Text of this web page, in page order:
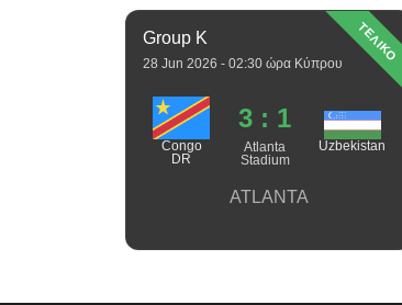
ΤΕΛΙΚΟ
Group K
28 Jun 2026 - 02:30 ώρα Κύπρου
Congo
DR
3 : 1
Atlanta
Stadium
Uzbekistan
ATLANTA